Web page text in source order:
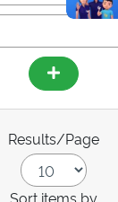
Results/Page
Sort items by